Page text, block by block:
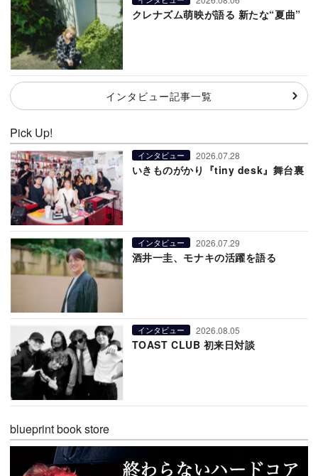
クレナズム萌映が語る 新たな“夏曲”
インタビュー記事一覧
Pick Up!
インタビュー 2026.07.28
いきものがかり『tiny desk』舞台裏
インタビュー 2026.07.29
酒井一圭、モナキの活躍を語る
インタビュー 2026.08.05
TOAST CLUB 初来日対談
blueprint book store